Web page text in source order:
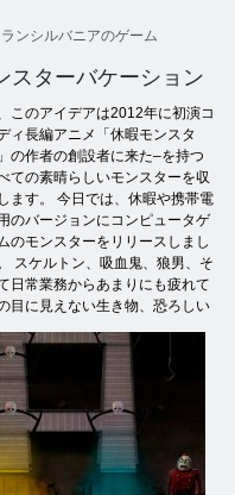
ンシルバニアのゲーム
スターバケーション
このアイデアは2012年に初演コ
ィ長編アニメ「休暇モンスタ
の作者の創設者に来た–を持つ
ての素晴らしいモンスターを収
ます。 今日では、休暇や携帯電
のバージョンにコンピュータゲ
のモンスターをリリースしまし
スケルトン、吸血鬼、狼男、そ
日常業務からあまりにも疲れて
目に見えない生き物、恐ろしい